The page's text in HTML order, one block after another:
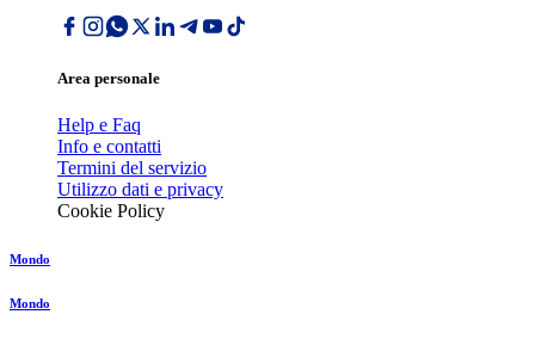
Area personale
Help e Faq
Info e contatti
Termini del servizio
Utilizzo dati e privacy
Cookie Policy
Mondo
Mondo